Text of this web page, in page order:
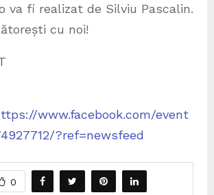
va fi realizat de Silviu Pascalin.
cu noi!
www.facebook.com/event
?ref=newsfeed
0